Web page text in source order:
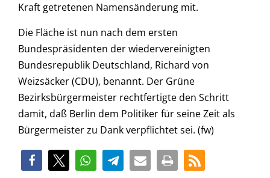
Kraft getretenen Namensänderung mit.
Die Fläche ist nun nach dem ersten
Bundespräsidenten der wiedervereinigten
Bundesrepublik Deutschland, Richard von
Weizsäcker (CDU), benannt. Der Grüne
Bezirksbürgermeister rechtfertigte den Schritt
damit, daß Berlin dem Politiker für seine Zeit als
Bürgermeister zu Dank verpflichtet sei. (fw)